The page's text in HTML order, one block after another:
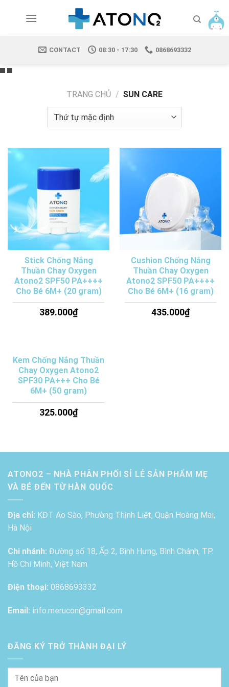
CONTACT 08:30 - 17:30 0868693332
TRANG CHỦ / SUN CARE
Stick Chống Nắng
Thuần Chay Oxygen
Atono2 SPF50 PA++++
Cho Bé 6M+ (20 gram)
389.000₫
Cushion Chống Nắng
Thuần Chay Oxygen
Atono2 SPF50 PA++++
Cho Bé 6M+ (16 gram)
435.000₫
Kem Chống Nắng Thuần
Chay Oxygen Atono2
SPF30 PA+++ Cho Bé
6M+ (50 gram)
325.000₫
ATONO2 – NHÀ PHÂN PHỐI SỈ LẺ SẢN PHẨM MẸ
VÀ BÉ ĐẾN TỪ HÀN QUỐC
Địa chỉ: KĐT Ao Sào, Phường Thịnh Liệt, Quận Hoàng Mai,
Hà Nội
Chi nhánh: Đường số 18, Ấp 2, Bình Hưng, Bình Chánh, TP.
Hồ Chí Minh, Việt Nam
Điện thoại: 0868693332
Email: info.merucon@gmail.com
ĐĂNG KÝ TRỞ THÀNH ĐẠI LÝ